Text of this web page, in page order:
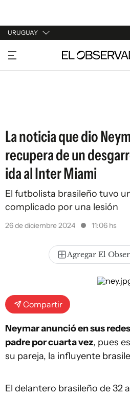
URUGUAY
URUGUAY
ARGENTINA
La noticia que dio
recupera de un
ida al Inter Miami
El futbolista brasileño tuvo
complicado por una lesión
26 de diciembre 2024 11:06 hs
Agregar El
Compartir
Neymar anunció en sus
padre por cuarta vez, pues
su pareja, la influyente
El delantero brasileño de 32